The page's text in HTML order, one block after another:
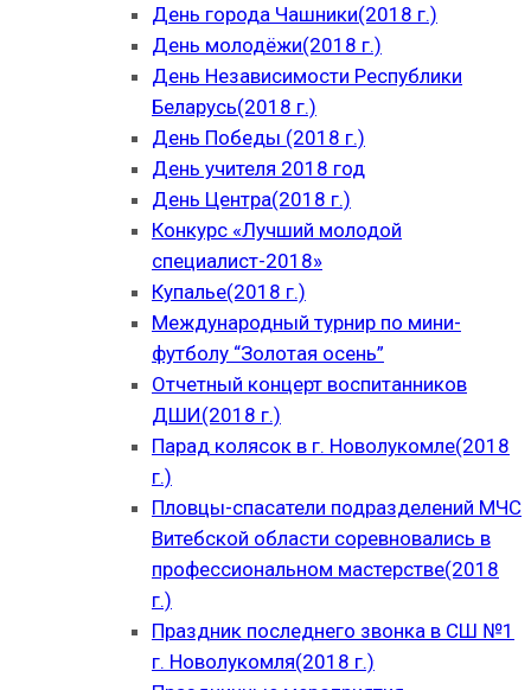
День города Чашники(2018 г.)
День молодёжи(2018 г.)
День Независимости Республики
Беларусь(2018 г.)
День Победы (2018 г.)
День учителя 2018 год
День Центра(2018 г.)
Конкурс «Лучший молодой
специалист-2018»
Купалье(2018 г.)
Международный турнир по мини-
футболу “Золотая осень”
Отчетный концерт воспитанников
ДШИ(2018 г.)
Парад колясок в г. Новолукомле(2018
г.)
Пловцы-спасатели подразделений МЧС
Витебской области соревновались в
профессиональном мастерстве(2018
г.)
Праздник последнего звонка в СШ №1
г. Новолукомля(2018 г.)